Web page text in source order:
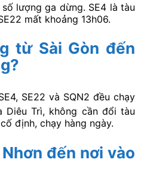
lượng ga dừng. SE4 là tàu
mất khoảng 13h06.
từ Sài Gòn đến
SE22 và SQN2 đều chạy
Diêu Trì, không cần đổi tàu
định, chạy hàng ngày.
đến nơi vào